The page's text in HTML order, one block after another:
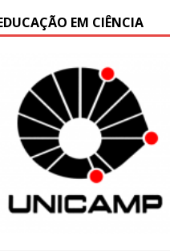
EM CIÊNCIA